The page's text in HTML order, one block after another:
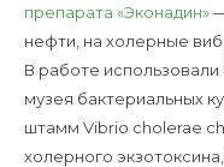
препарата «Эконадин»
нефти, на холерные
В работе
музея бактериальных
штамм Vibrio cholerae
холерного